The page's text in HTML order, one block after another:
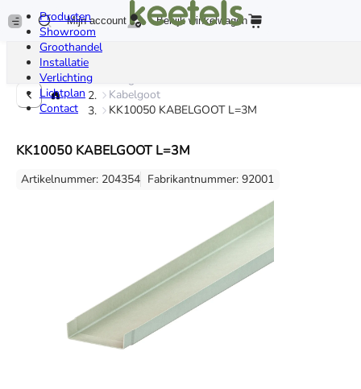
Mijn account Bekijk winkelwagen
Producten
Showroom
Groothandel
Installatie
Verlichting
Lichtplan
Contact
Kabelgoot
KK10050 KABELGOOT L=3M
KK10050 KABELGOOT L=3M
Artikelnummer: 204354 Fabrikantnummer: 92001